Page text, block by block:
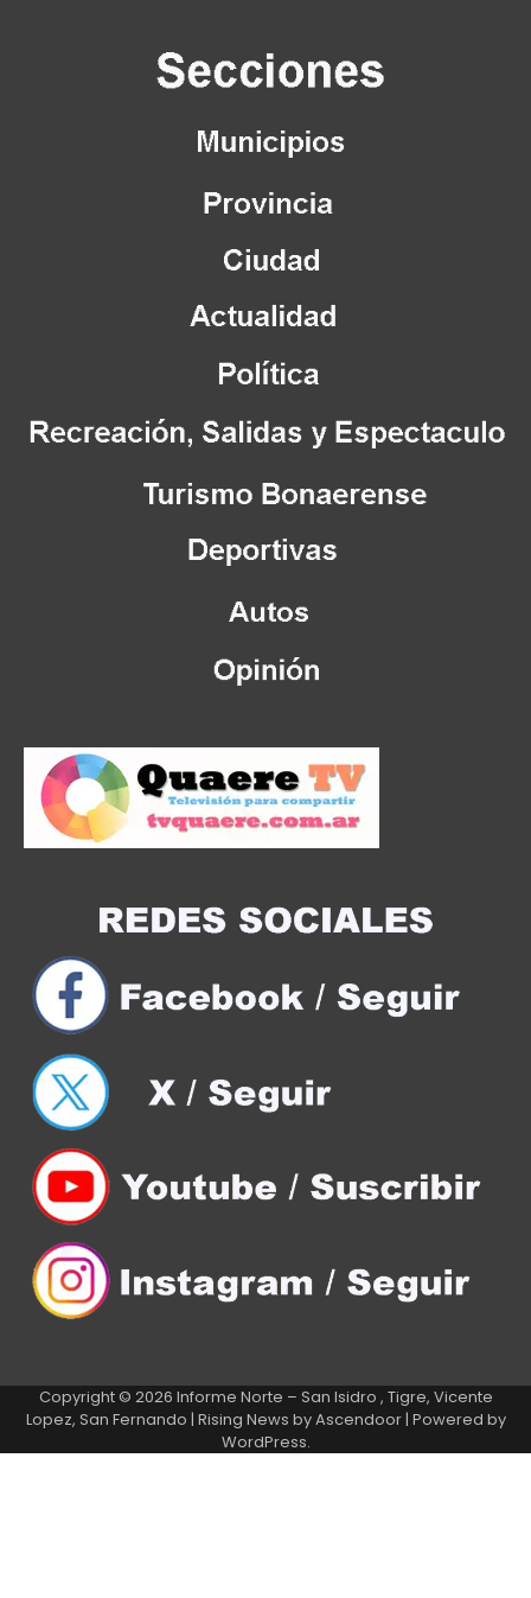
Copyright © 2026 Informe Norte – San Isidro , Tigre, Vicente
Lopez, San Fernando | Rising News byAscendoor| Powered by
WordPress.